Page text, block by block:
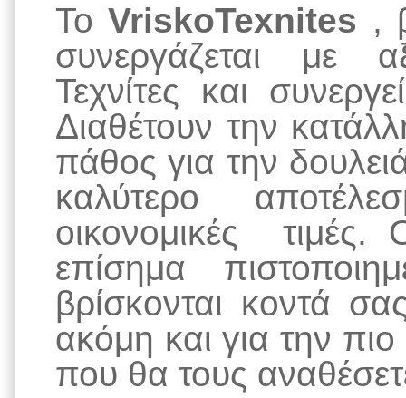
ΤοVriskoTexnites ,
συνεργάζεται με
Τεχνίτες και
Διαθέτουν την
πάθος για την
καλύτερο
οικονομικές τιμές.
επίσημα
βρίσκονται κοντά
ακόμη και για την πιο
που θα τους